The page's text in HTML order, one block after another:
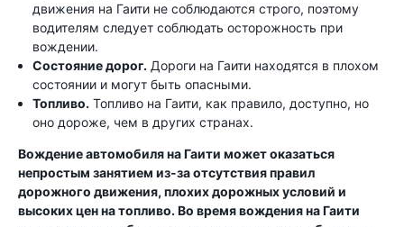
движения на Гаити не соблюдаются строго, поэтому
водителям следует соблюдать осторожность при
вождении.
Состояние дорог. Дороги на Гаити находятся в плохом
состоянии и могут быть опасными.
Топливо. Топливо на Гаити, как правило, доступно, но
оно дороже, чем в других странах.
Вождение автомобиля на Гаити может оказаться
непростым занятием из-за отсутствия правил
дорожного движения, плохих дорожных условий и
высоких цен на топливо. Во время вождения на Гаити